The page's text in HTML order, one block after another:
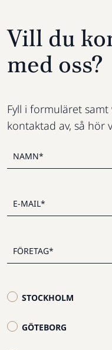
STOCKHOLM
GÖTEBORG
Vill du
med oss?
Fyll i formuläret
kontaktad av, så hör